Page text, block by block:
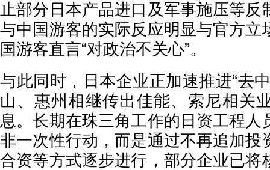
止部分日本产品进口及军事施压等反
与中国游客的实际反应明显与官方立
国游客直言“对政治不关心”。
与此同时，日本企业正加速推进“去
山、惠州相继传出佳能、索尼相关
息。长期在珠三角工作的日资工程人
非一次性行动，而是通过不再追加投
合资等方式逐步进行，部分企业已将